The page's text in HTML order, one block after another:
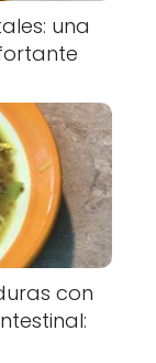
una
con